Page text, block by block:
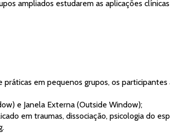
ampliados estudarem as aplicações
práticas em pequenos grupos, os
e Janela Externa (Outside Window);
em traumas, dissociação, psicologia do